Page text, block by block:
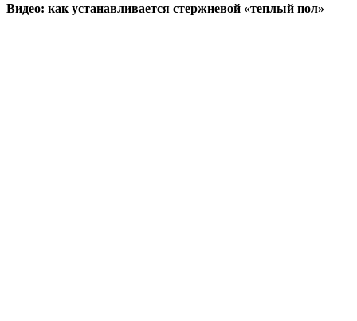
Видео: как устанавливается стержневой «теплый пол»